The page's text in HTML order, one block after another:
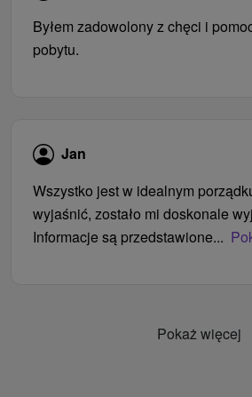
Byłem zadowolony z chęci i
pobytu.
Jan
Wszystko jest w idealnym
wyjaśnić, zostało mi doskonale
Informacje są przedstawione...
Pokaż więcej